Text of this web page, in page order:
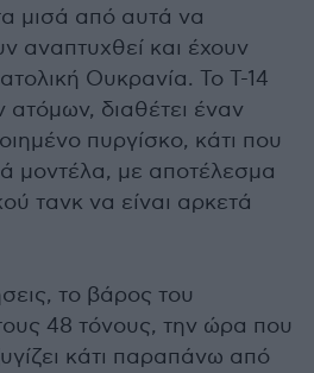
μισά από αυτά να
αναπτυχθεί και έχουν
Ουκρανία. Το Τ-14
ατόμων, διαθέτει έναν
πυργίσκο, κάτι που
μοντέλα, με αποτέλεσμα
τανκ να είναι αρκετά
το βάρος του
48 τόνους, την ώρα που
κάτι παραπάνω από